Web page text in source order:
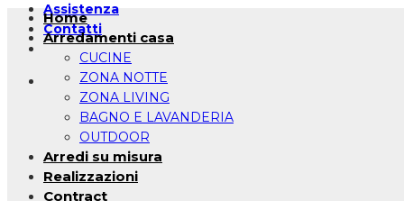
Assistenza
Contatti
Home
Arredamenti casa
CUCINE
ZONA NOTTE
ZONA LIVING
BAGNO E LAVANDERIA
OUTDOOR
Arredi su misura
Realizzazioni
Contract